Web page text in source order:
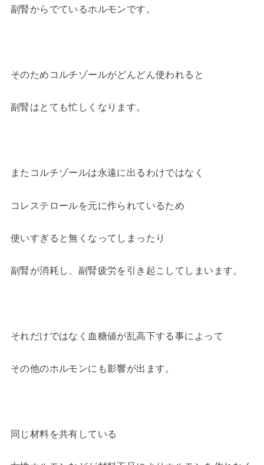
副腎からでているホルモンです。
そのためコルチゾールがどんどん使われると
副腎はとても忙しくなります。
またコルチゾールは永遠に出るわけではなく
コレステロールを元に作られているため
使いすぎると無くなってしまったり
副腎が消耗し、副腎疲労を引き起こしてしまいます。
それだけではなく血糖値が乱高下する事によって
その他のホルモンにも影響が出ます。
同じ材料を共有している